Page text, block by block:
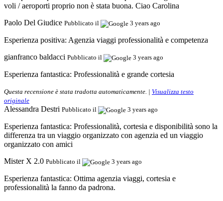
voli / aeroporti proprio non è stata buona. Ciao Carolina
Paolo Del Giudice Pubblicato il 3 years ago
Esperienza positiva: Agenzia viaggi professionalità e competenza
gianfranco baldacci Pubblicato il 3 years ago
Esperienza fantastica: Professionalità e grande cortesia
Questa recensione è stata tradotta automaticamente. | Visualizza testo
originale
Alessandra Destri Pubblicato il 3 years ago
Esperienza fantastica: Professionalità, cortesia e disponibilità sono la
differenza tra un viaggio organizzato con agenzia ed un viaggio
organizzato con amici
Mister X 2.0 Pubblicato il 3 years ago
Esperienza fantastica: Ottima agenzia viaggi, cortesia e
professionalità la fanno da padrona.